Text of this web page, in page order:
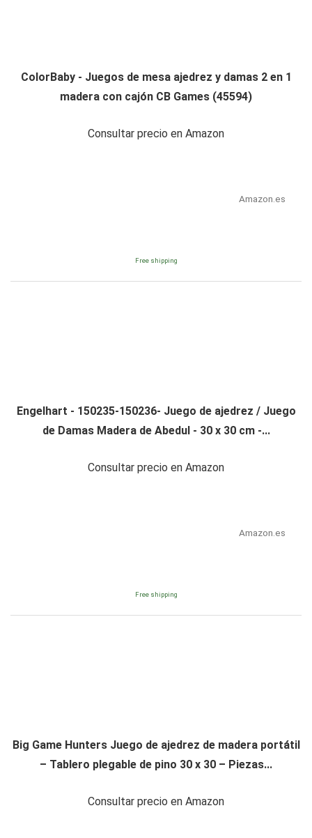
ColorBaby - Juegos de mesa ajedrez y damas 2 en 1
madera con cajón CB Games (45594)
Consultar precio en Amazon
Amazon.es
Free shipping
Engelhart - 150235-150236- Juego de ajedrez / Juego
de Damas Madera de Abedul - 30 x 30 cm -...
Consultar precio en Amazon
Amazon.es
Free shipping
Big Game Hunters Juego de ajedrez de madera portátil
– Tablero plegable de pino 30 x 30 – Piezas...
Consultar precio en Amazon